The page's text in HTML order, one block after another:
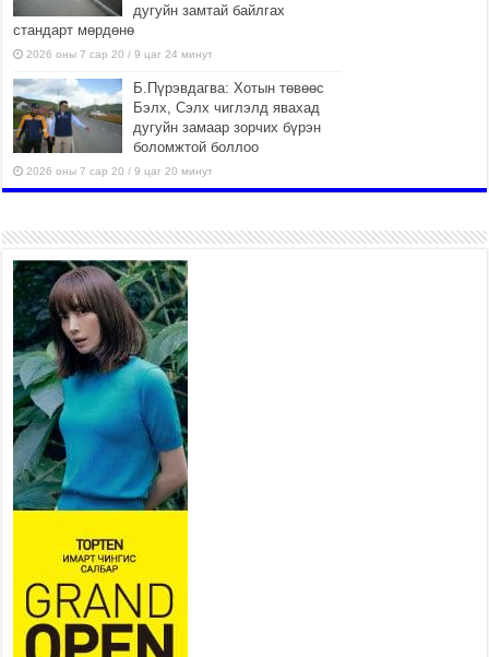
дугуйн замтай байлгах
стандарт мөрдөнө
2026 оны 7 сар 20 / 9 цаг 24 минут
Б.Пүрэвдагва: Хотын төвөөс
Бэлх, Сэлх чиглэлд явахад
дугуйн замаар зорчих бүрэн
боломжтой боллоо
2026 оны 7 сар 20 / 9 цаг 20 минут
шугам хоолойн ажил 80
хувьтай үргэлжилж байна
2026 оны 7 сар 20 / 9 цаг 14 минут
Усархаг аадар бороо орж
байгаа тул аюулгүй байдлаа
хангаж, үер усны аюулаас
сэрэмжлэхийг нийслэлийн
Онцгой байдлын газраас анхааруулж байна
2026 оны 7 сар 20 / 9 цаг 09 минут
311 алба хаагч, 119 техник хэрэгсэлтэй ажиллаж
үер усны аюул, болзошгүй эрсдэлээс сэргийлж
байна
Аяллаа зөв төлөвлөхийг иргэдэд зөвлөж байна
2026 оны 7 сар 16 / 11 цаг 50 минут
Үер усны болзошгүй аюулаас сэргийлж,
холбогдох байгууллагууд өндөржүүлсэн бэлэн
байдалд ажиллаж байна